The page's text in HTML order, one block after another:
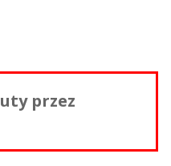
przez